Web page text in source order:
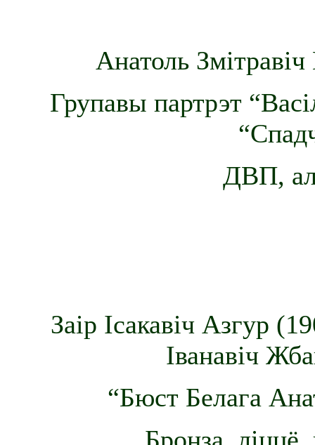
Анатоль
Групавы партрэт
ДВП,
Заір Ісакавіч Азгур
Іванавіч
“Бюст Белага